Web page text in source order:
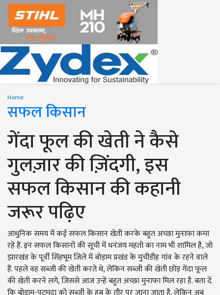
Home
सफल किसान
गेंदा फूल की खेती ने कैसे
गुलज़ार की ज़िंदगी, इस
सफल किसान की कहानी
जरूर पढ़िए
आधुनिक समय में कई सफल किसान खेती करके बहुत अच्छा मुनाफ़ा कमा
रहे हैं. इन सफल किसानों की सूची में धनंजय महतो का नाम भी शामिल है, जो
झारखंड के पूर्वी सिंहभूम जिले में बोड़ाम प्रखंड के मुचीडीह गांव के रहने वाले
हैं. पहले वह सब्जी की खेती करते थे, लेकिन सब्जी की खेती छोड़ गेंदा फूल
की खेती करने लगे, जिससे आज उन्हें बहुत अच्छा मुनाफा मिल रहा है. बता दें